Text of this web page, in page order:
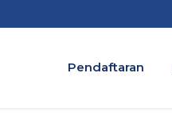
Pendaftaran